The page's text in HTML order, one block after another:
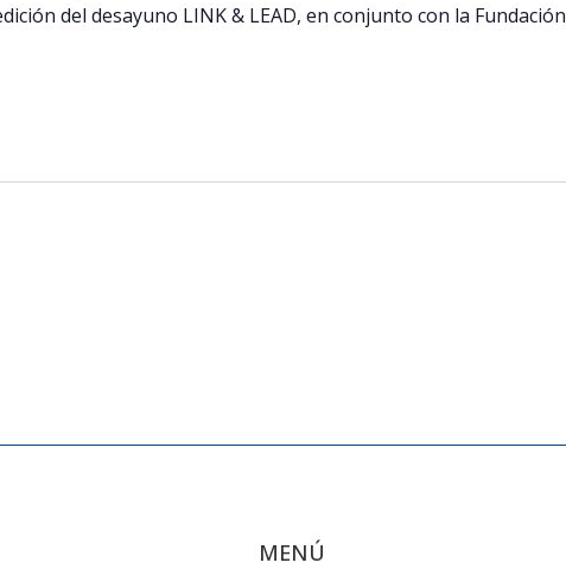
del desayuno LINK & LEAD, en conjunto con la Fundación
MENÚ